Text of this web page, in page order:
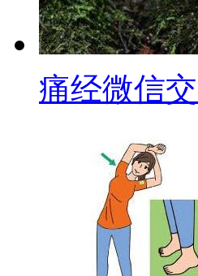
痛经微信